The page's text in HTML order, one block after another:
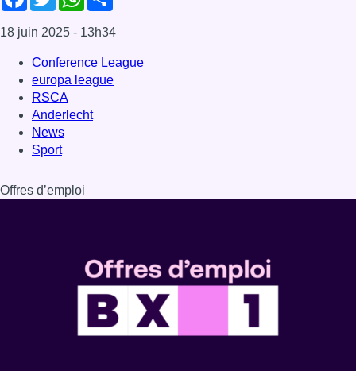
18 juin 2025 - 13h34
Conference League
europa league
RSCA
Anderlecht
News
Sport
Offres d’emploi